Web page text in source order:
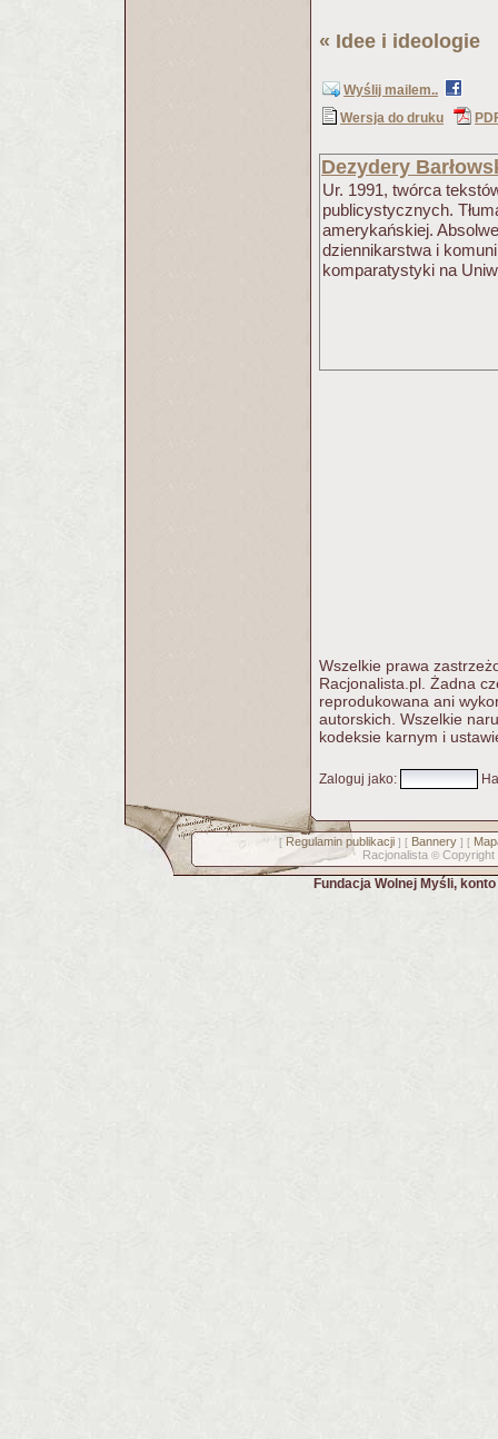
« Idee i ideologie
Wyślij mailem..
Wersja do druku
Dezydery
Ur. 1991, twórca
publicystycznych.
amerykańskiej.
dziennikarstwa i
komparatystyki na
Wszelkie prawa
Racjonalista.pl. Żadna
reprodukowana ani
autorskich. Wszelkie
kodeksie karnym i
Zaloguj jako:
[ Regulamin publikacji] [ Bannery] [
Racjonalista © Copyright
Fundacja Wolnej Myśli,